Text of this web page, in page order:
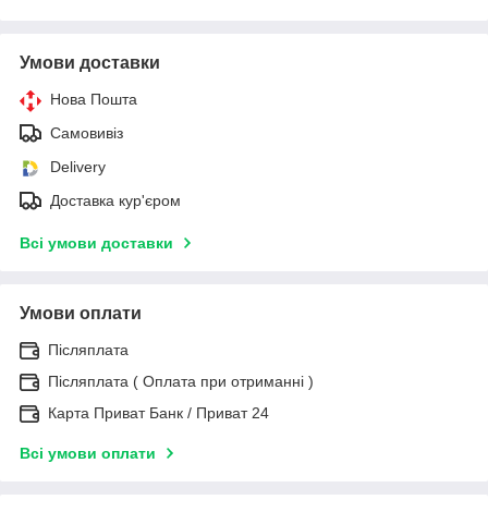
Умови доставки
Нова Пошта
Самовивіз
Delivery
Доставка кур'єром
Всі умови доставки
Умови оплати
Післяплата
Післяплата ( Оплата при отриманні )
Карта Приват Банк / Приват 24
Всі умови оплати